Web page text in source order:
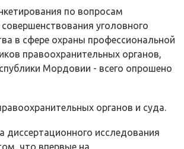
по вопросам
уголовного
в сфере охраны профессиональной
правоохранительных органов,
Мордовии - всего опрошено
органов и суда.
диссертационного исследования
что впервые на